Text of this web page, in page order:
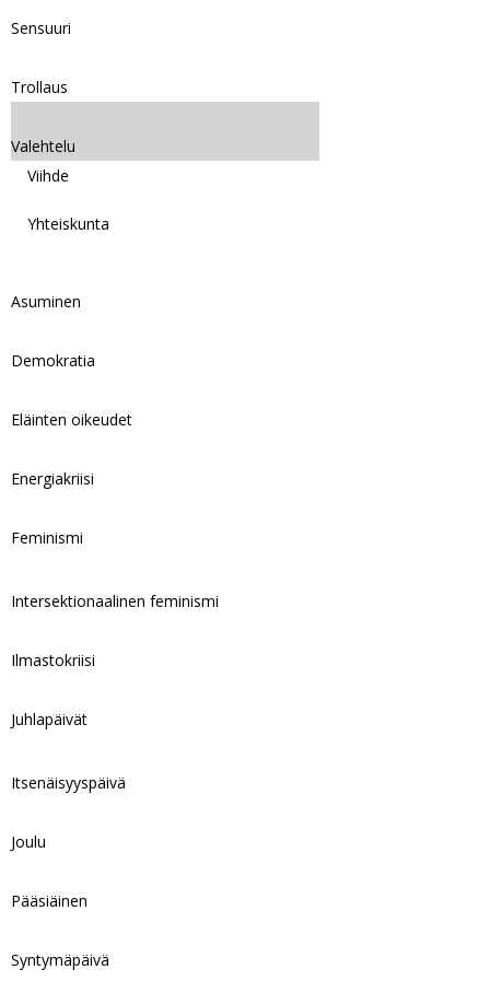
Sensuuri
Trollaus
Valehtelu
Viihde
Yhteiskunta
Asuminen
Demokratia
Eläinten oikeudet
Energiakriisi
Feminismi
Intersektionaalinen feminismi
Ilmastokriisi
Juhlapäivät
Itsenäisyyspäivä
Joulu
Pääsiäinen
Syntymäpäivä